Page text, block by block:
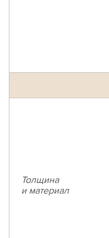
Толщина
и материал